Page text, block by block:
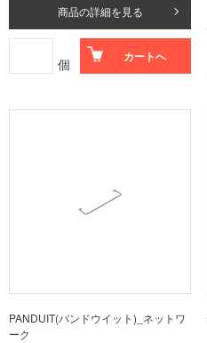
商品の詳細を見る
個 カートへ
PANDUIT(パンドウイット)_ネットワ
ーク